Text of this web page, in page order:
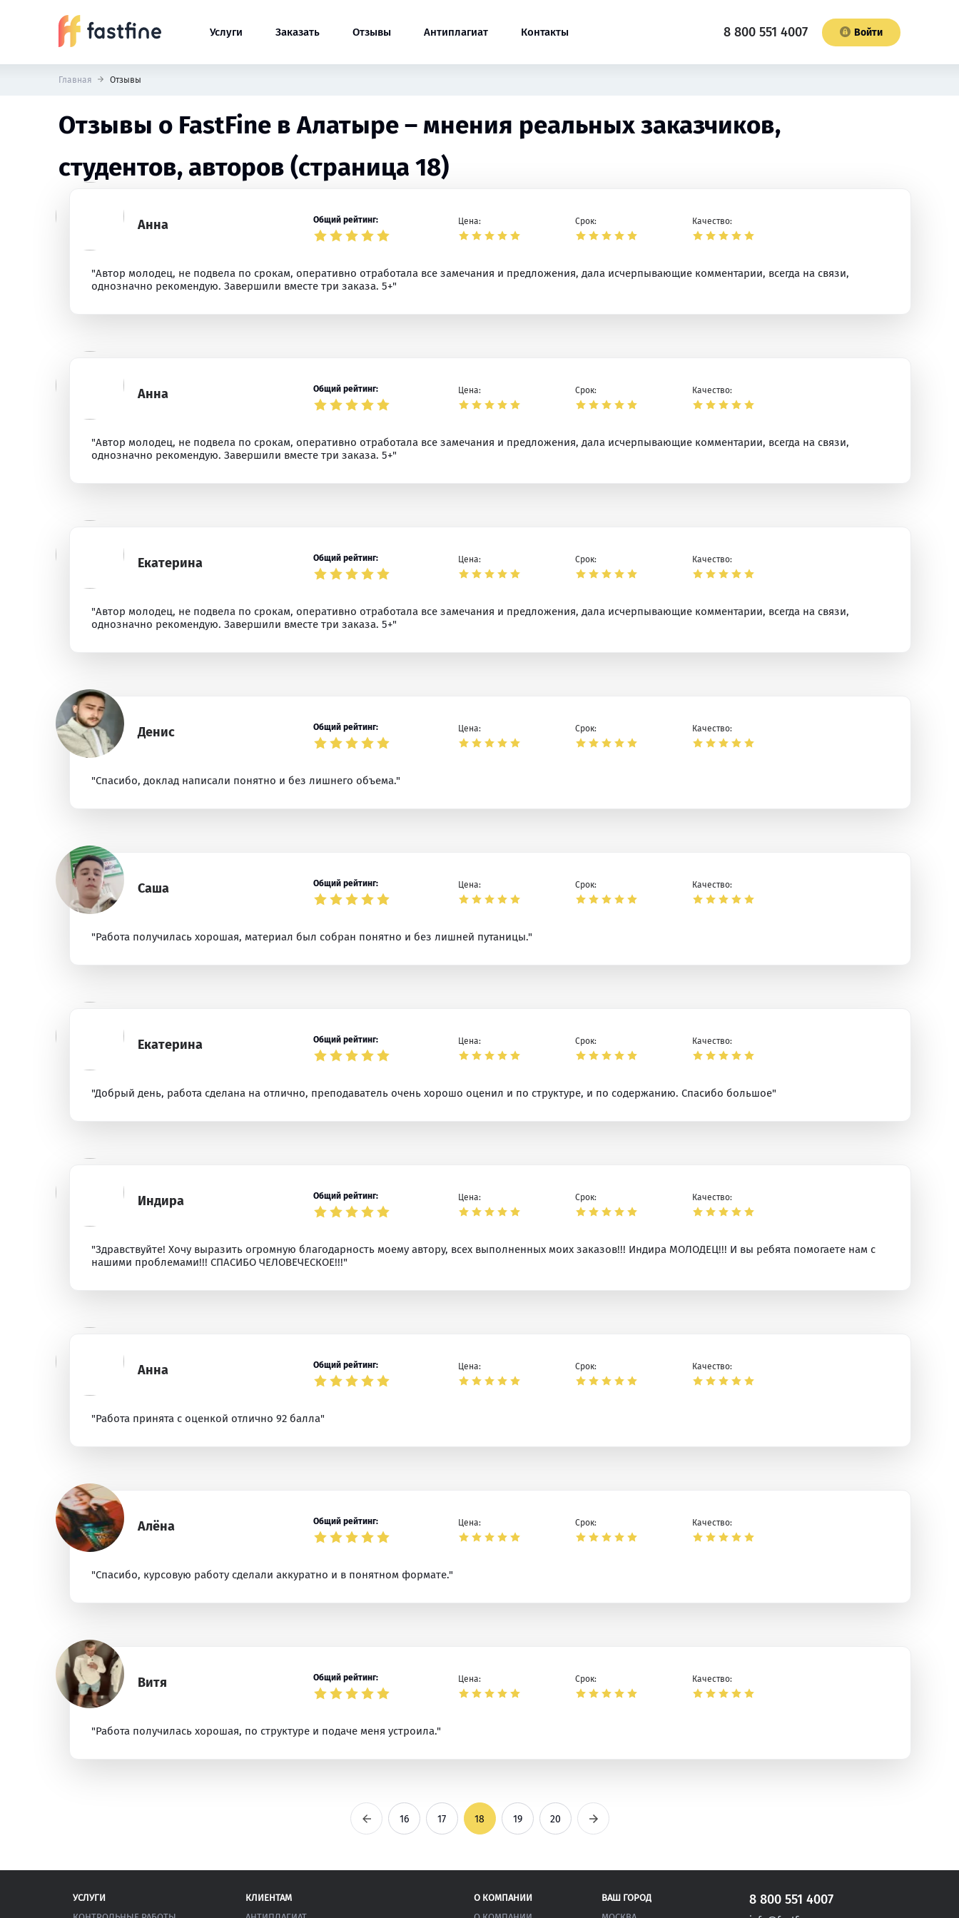
Услуги Заказать Отзывы Антиплагиат Контакты 8 800 551 4007 Войти
Главная Отзывы
Отзывы о FastFine в Алатыре – мнения реальных заказчиков,
студентов, авторов (страница 18)
Анна Общий рейтинг: Цена: Срок: Качество:
"Автор молодец, не подвела по срокам, оперативно отработала все замечания и предложения, дала исчерпывающие комментарии, всегда на связи,
однозначно рекомендую. Завершили вместе три заказа. 5+"
Анна Общий рейтинг: Цена: Срок: Качество:
"Автор молодец, не подвела по срокам, оперативно отработала все замечания и предложения, дала исчерпывающие комментарии, всегда на связи,
однозначно рекомендую. Завершили вместе три заказа. 5+"
Екатерина Общий рейтинг: Цена: Срок: Качество:
"Автор молодец, не подвела по срокам, оперативно отработала все замечания и предложения, дала исчерпывающие комментарии, всегда на связи,
однозначно рекомендую. Завершили вместе три заказа. 5+"
Денис Общий рейтинг: Цена: Срок: Качество:
"Спасибо, доклад написали понятно и без лишнего объема."
Саша Общий рейтинг: Цена: Срок: Качество:
"Работа получилась хорошая, материал был собран понятно и без лишней путаницы."
Екатерина Общий рейтинг: Цена: Срок: Качество:
"Добрый день, работа сделана на отлично, преподаватель очень хорошо оценил и по структуре, и по содержанию. Спасибо большое"
Индира Общий рейтинг: Цена: Срок: Качество:
"Здравствуйте! Хочу выразить огромную благодарность моему автору, всех выполненных моих заказов!!! Индира МОЛОДЕЦ!!! И вы ребята помогаете нам с
нашими проблемами!!! СПАСИБО ЧЕЛОВЕЧЕСКОЕ!!!"
Анна Общий рейтинг: Цена: Срок: Качество:
"Работа принята с оценкой отлично 92 балла"
Алёна Общий рейтинг: Цена: Срок: Качество:
"Спасибо, курсовую работу сделали аккуратно и в понятном формате."
Витя Общий рейтинг: Цена: Срок: Качество:
"Работа получилась хорошая, по структуре и подаче меня устроила."
Предыдущая
16 17 18 19 20 Следующая
УСЛУГИ
КЛИЕНТАМ
О КОМПАНИИ
ВАШ ГОРОД
8 800 551 4007